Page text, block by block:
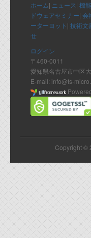
ホーム| ニュース| 機
ドウェアセミナー| 会
ーターヨット | 技術文
せ
ログイン
〒460-0011
愛知県名古屋市中区
E-mail: info@fs-
Copyright ©